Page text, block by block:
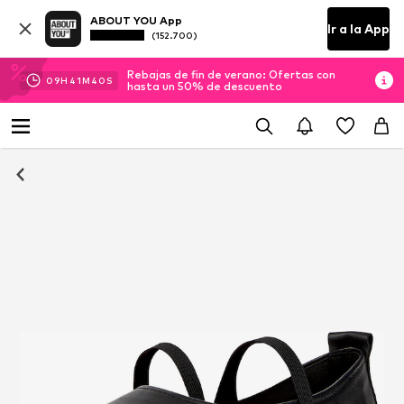
ABOUT YOU App
(152.700) Ir a la App
09H 41M 39 S
Rebajas de fin de verano: Ofertas con
hasta un 50% de descuento